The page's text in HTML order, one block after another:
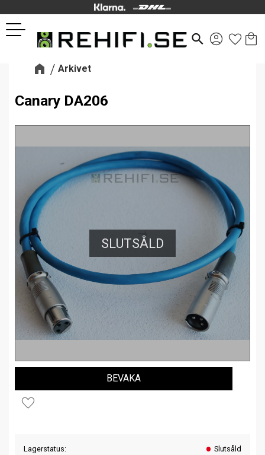
Meny
search
Arkivet
Canary DA206
SLUTSÅLD
Lägg till i favoriter
BEVAKA
Lagerstatus
Slutsåld